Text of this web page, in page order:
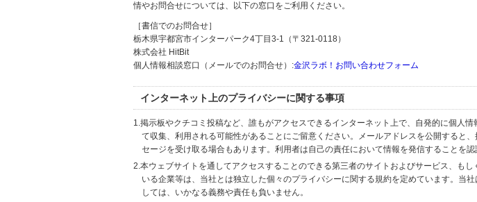
情やお問合せについては、以下の窓口をご利用ください。
［書信でのお問合せ］
栃木県宇都宮市インターパーク4丁目3-1（〒321-0118）
株式会社 HitBit
個人情報相談窓口（メールでのお問合せ）:金沢ラボ！お問い合わせフォーム
インターネット上のプライバシーに関する事項
1.掲示板やクチコミ投稿など、誰もがアクセスできるインターネット上で、自発的に個人
て収集、利用される可能性があることにご留意ください。メールアドレスを公開すると
セージを受け取る場合もあります。利用者は自己の責任において情報を発信することを認
2.本ウェブサイトを通してアクセスすることのできる第三者のサイトおよびサービス、も
いる企業等は、当社とは独立した個々のプライバシーに関する規約を定めています。当
しては、いかなる義務や責任も負いません。